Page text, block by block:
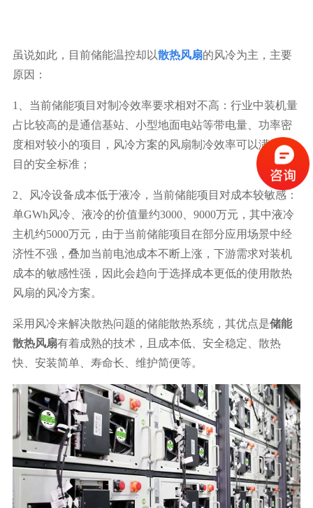
虽说如此，目前储能温控却以散热风扇的风冷为主，主要
原因：
1、当前储能项目对制冷效率要求相对不高：行业中装机量
占比较高的是通信基站、小型地面电站等带电量、功率密
度相对较小的项目，风冷方案的风扇制冷效率可以满足项
目的安全标准；
2、风冷设备成本低于液冷，当前储能项目对成本较敏感：
单GWh风冷、液冷的价值量约3000、9000万元，其中液冷
主机约5000万元，由于当前储能项目在部分应用场景中经
济性不强，叠加当前电池成本不断上涨，下游需求对装机
成本的敏感性强，因此会趋向于选择成本更低的使用散热
风扇的风冷方案。
采用风冷来解决散热问题的储能散热系统，其优点是储能
散热风扇有着成熟的技术，且成本低、安全稳定、散热
快、安装简单、寿命长、维护简便等。